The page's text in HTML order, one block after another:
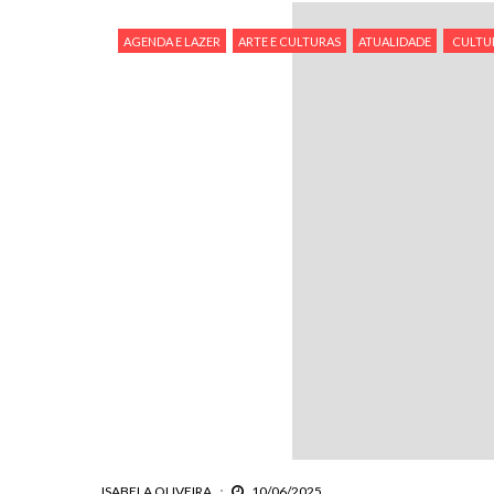
AGENDA E LAZER ARTE E CULTURAS ATUALIDADE